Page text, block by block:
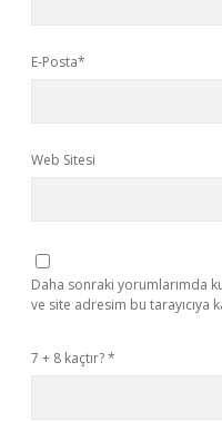
E-Posta*
Web Sitesi
Daha sonraki yorumlarımda
ve site adresim bu tarayıcıya
7 + 8 kaçtır?*